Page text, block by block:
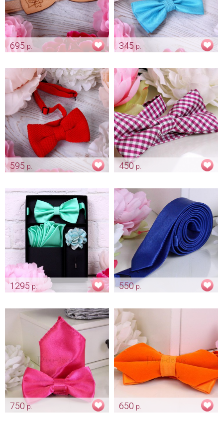
695 р.
Арт: gr_0012
345 р.
Арт: gr_0001
595 р.
450 р.
1295 р.
550р.
750р.
650 р.